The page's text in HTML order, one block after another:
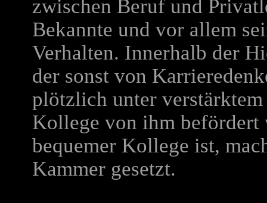
zwischen Beruf und
Bekannte und vor allem
Verhalten. Innerhalb der
der sonst von
plötzlich unter
Kollege von ihm befördert
bequemer Kollege ist,
Kammer gesetzt.